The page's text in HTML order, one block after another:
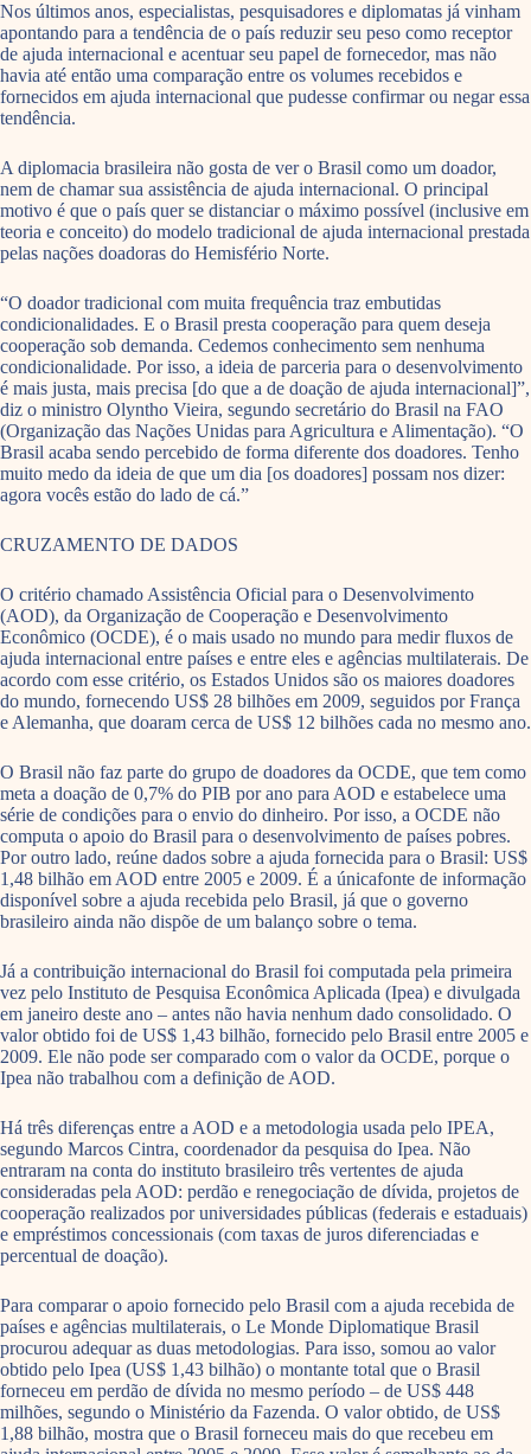
Nos últimos anos, especialistas, pesquisadores e diplomatas já vinham
apontando para a tendência de o país reduzir seu peso como receptor
de ajuda internacional e acentuar seu papel de fornecedor, mas não
havia até então uma comparação entre os volumes recebidos e
fornecidos em ajuda internacional que pudesse confirmar ou negar essa
tendência.
A diplomacia brasileira não gosta de ver o Brasil como um doador,
nem de chamar sua assistência de ajuda internacional. O principal
motivo é que o país quer se distanciar o máximo possível (inclusive em
teoria e conceito) do modelo tradicional de ajuda internacional prestada
pelas nações doadoras do Hemisfério Norte.
“O doador tradicional com muita frequência traz embutidas
condicionalidades. E o Brasil presta cooperação para quem deseja
cooperação sob demanda. Cedemos conhecimento sem nenhuma
condicionalidade. Por isso, a ideia de parceria para o desenvolvimento
é mais justa, mais precisa [do que a de doação de ajuda internacional]”,
diz o ministro Olyntho Vieira, segundo secretário do Brasil na FAO
(Organização das Nações Unidas para Agricultura e Alimentação). “O
Brasil acaba sendo percebido de forma diferente dos doadores. Tenho
muito medo da ideia de que um dia [os doadores] possam nos dizer:
agora vocês estão do lado de cá.”
CRUZAMENTO DE DADOS
O critério chamado Assistência Oficial para o Desenvolvimento
(AOD), da Organização de Cooperação e Desenvolvimento
Econômico (OCDE), é o mais usado no mundo para medir fluxos de
ajuda internacional entre países e entre eles e agências multilaterais. De
acordo com esse critério, os Estados Unidos são os maiores doadores
do mundo, fornecendo US$ 28 bilhões em 2009, seguidos por França
e Alemanha, que doaram cerca de US$ 12 bilhões cada no mesmo ano.
O Brasil não faz parte do grupo de doadores da OCDE, que tem como
meta a doação de 0,7% do PIB por ano para AOD e estabelece uma
série de condições para o envio do dinheiro. Por isso, a OCDE não
computa o apoio do Brasil para o desenvolvimento de países pobres.
Por outro lado, reúne dados sobre a ajuda fornecida para o Brasil: US$
1,48 bilhão em AOD entre 2005 e 2009. É a únicafonte de informação
disponível sobre a ajuda recebida pelo Brasil, já que o governo
brasileiro ainda não dispõe de um balanço sobre o tema.
Já a contribuição internacional do Brasil foi computada pela primeira
vez pelo Instituto de Pesquisa Econômica Aplicada (Ipea) e divulgada
em janeiro deste ano – antes não havia nenhum dado consolidado. O
valor obtido foi de US$ 1,43 bilhão, fornecido pelo Brasil entre 2005 e
2009. Ele não pode ser comparado com o valor da OCDE, porque o
Ipea não trabalhou com a definição de AOD.
Há três diferenças entre a AOD e a metodologia usada pelo IPEA,
segundo Marcos Cintra, coordenador da pesquisa do Ipea. Não
entraram na conta do instituto brasileiro três vertentes de ajuda
consideradas pela AOD: perdão e renegociação de dívida, projetos de
cooperação realizados por universidades públicas (federais e estaduais)
e empréstimos concessionais (com taxas de juros diferenciadas e
percentual de doação).
Para comparar o apoio fornecido pelo Brasil com a ajuda recebida de
países e agências multilaterais, o Le Monde Diplomatique Brasil
procurou adequar as duas metodologias. Para isso, somou ao valor
obtido pelo Ipea (US$ 1,43 bilhão) o montante total que o Brasil
forneceu em perdão de dívida no mesmo período – de US$ 448
milhões, segundo o Ministério da Fazenda. O valor obtido, de US$
1,88 bilhão, mostra que o Brasil forneceu mais do que recebeu em